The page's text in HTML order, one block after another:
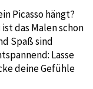
Picasso hängt?
das Malen schon
Spaß sind
Lasse
deine Gefühle